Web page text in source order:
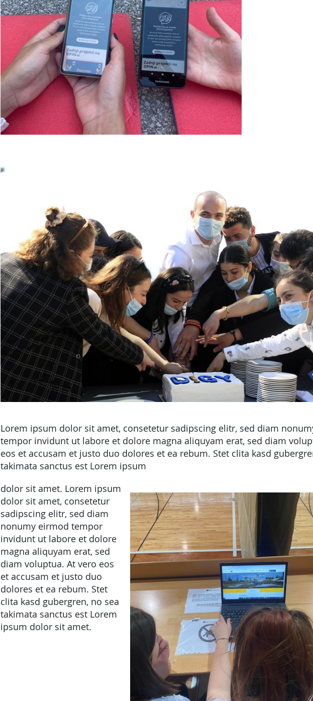
Lorem ipsum dolor sit amet, consetetur sadipscing elitr, sed diam
tempor invidunt ut labore et dolore magna aliquyam erat, sed diam
eos et accusam et justo duo dolores et ea rebum. Stet clita kasd
takimata sanctus est Lorem ipsum
dolor sit amet. Lorem ipsum
dolor sit amet, consetetur
sadipscing elitr, sed diam
nonumy eirmod tempor
invidunt ut labore et dolore
magna aliquyam erat, sed
diam voluptua. At vero eos
et accusam et justo duo
dolores et ea rebum. Stet
clita kasd gubergren, no sea
takimata sanctus est Lorem
ipsum dolor sit amet.